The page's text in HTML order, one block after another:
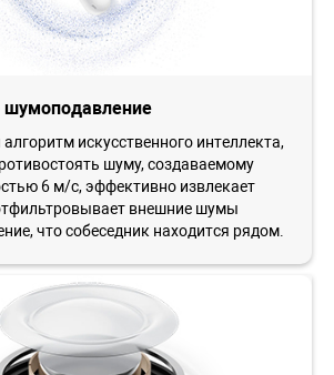
искусственного интеллекта,
шуму, создаваемому
6 м/с, эффективно извлекает
внешние шумы
что собеседник находится рядом.